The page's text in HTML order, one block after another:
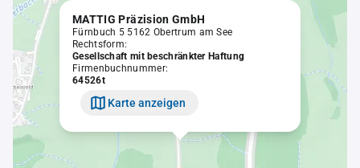
MATTIG Präzision GmbH
Fürnbuch 5 5162 Obertrum am See
Rechtsform:
Gesellschaft mit beschränkter Haftung
Firmenbuchnummer:
64526t
Karte anzeigen